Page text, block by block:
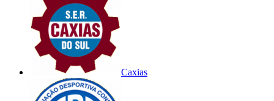
Caxias